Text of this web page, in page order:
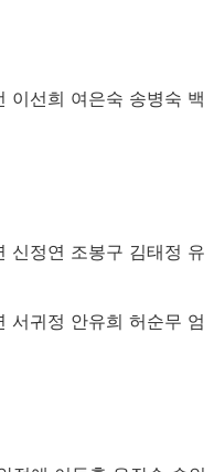
이선희 여은숙 송병숙 백
신정연 조봉구 김태정 유
서귀정 안유희 허순무 엄